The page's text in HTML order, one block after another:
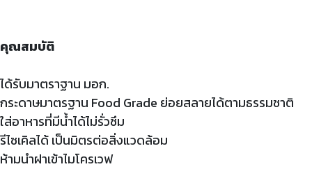
คุณสมบัติ
ได้รับมาตราฐาน มอก.
กระดาษมาตรฐาน Food Grade ย่อยสลายได้ตามธรรมชาติ
ใส่อาหารที่มีน้ำได้ไม่รั่วซึม
รีไซเคิลได้ เป็นมิตรต่อสิ่งแวดล้อม
ห้ามนำฝาเข้าไมโครเวฟ